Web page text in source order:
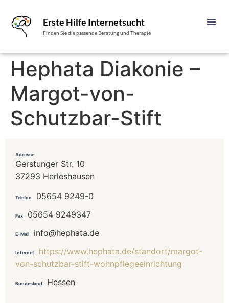
Erste Hilfe Internetsucht
Finden Sie die passende Beratung und Therapie
Hephata Diakonie –
Margot-von-
Schutzbar-Stift
Adresse
Gerstunger Str. 10
37293 Herleshausen
Telefon 05654 9249-0
Fax 05654 9249347
E-Mail info@hephata.de
Internet
https://www.hephata.de/standort/margot-
von-schutzbar-stift-wohnpflegeeinrichtung
Bundesland Hessen